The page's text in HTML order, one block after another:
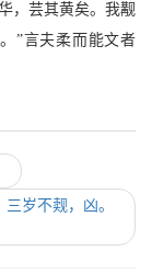
，芸其黄矣。我觏
”言夫柔而能文者
岁不觌，凶。